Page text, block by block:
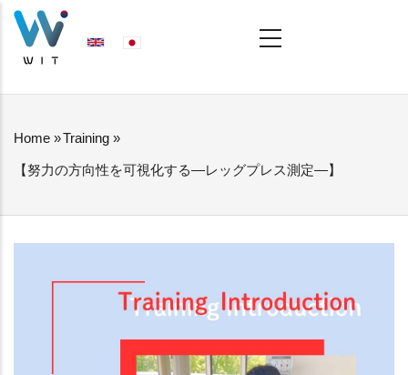
Skip
NAVIGATION
BREADCRUMB
Home »Training »
【努力の方向性を可視化する―レッグプレス測定―】